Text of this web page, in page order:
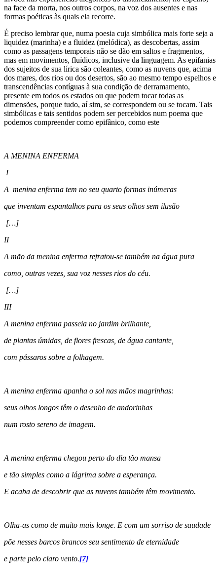
na face da morta, nos outros corpos, na voz dos ausentes e nas
formas poéticas às quais ela recorre.
É preciso lembrar que, numa poesia cuja simbólica mais forte seja a
liquidez (marinha) e a fluidez (melódica), as descobertas, assim
como as passagens temporais não se dão em saltos e fragmentos,
mas em movimentos, fluídicos, inclusive da linguagem. As epifanias
dos sujeitos de sua lírica são coleantes, como as nuvens que, acima
dos mares, dos rios ou dos desertos, são ao mesmo tempo espelhos e
transcendências contíguas à sua condição de derramamento,
presente em todos os estados ou que podem tocar todas as
dimensões, porque tudo, aí sim, se correspondem ou se tocam. Tais
simbólicas e tais sentidos podem ser percebidos num poema que
podemos compreender como epifânico, como este
A MENINA ENFERMA
I
A menina enferma tem no seu quarto formas inúmeras
que inventam espantalhos para os seus olhos sem ilusão
[…]
II
A mão da menina enferma refratou-se também na água pura
como, outras vezes, sua voz nesses rios do céu.
[…]
III
A menina enferma passeia no jardim brilhante,
de plantas úmidas, de flores frescas, de água cantante,
com pássaros sobre a folhagem.
A menina enferma apanha o sol nas mãos magrinhas:
seus olhos longos têm o desenho de andorinhas
num rosto sereno de imagem.
A menina enferma chegou perto do dia tão mansa
e tão simples como a lágrima sobre a esperança.
E acaba de descobrir que as nuvens também têm movimento.
Olha-as como de muito mais longe. E com um sorriso de saudade
põe nesses barcos brancos seu sentimento de eternidade
e parte pelo claro vento.[7]